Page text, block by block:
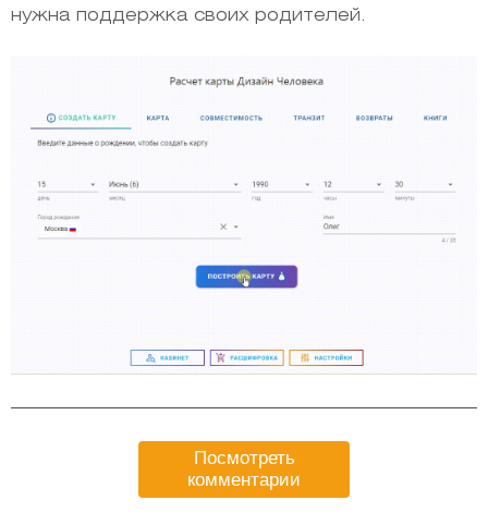
нужна поддержка своих родителей.
Посмотреть
комментарии